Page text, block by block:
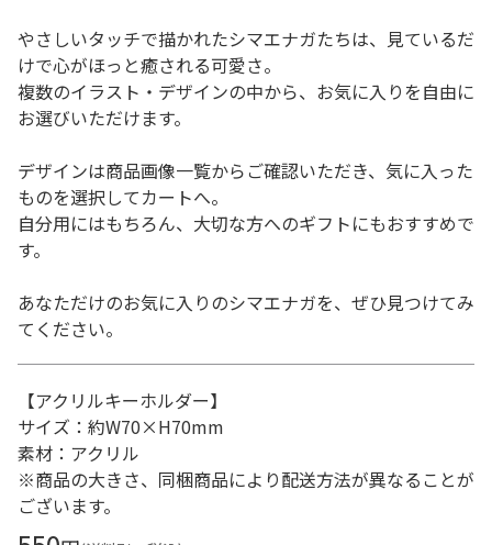
やさしいタッチで描かれたシマエナガたちは、見ているだ
けで心がほっと癒される可愛さ。
複数のイラスト・デザインの中から、お気に入りを自由に
お選びいただけます。
デザインは商品画像一覧からご確認いただき、気に入った
ものを選択してカートへ。
自分用にはもちろん、大切な方へのギフトにもおすすめで
す。
あなただけのお気に入りのシマエナガを、ぜひ見つけてみ
てください。
【アクリルキーホルダー】
サイズ：約W70×H70mm
素材：アクリル
※商品の大きさ、同梱商品により配送方法が異なることが
ございます。